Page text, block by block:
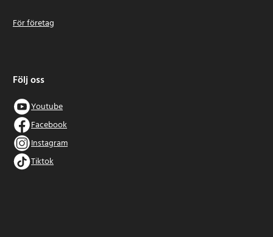
För företag
Följ oss
Youtube
Facebook
Instagram
Tiktok